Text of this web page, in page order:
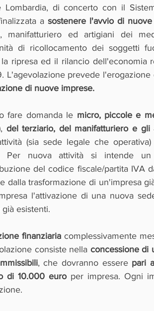
Lombardia, di concerto con il
a sostenere l'avvio di
manifatturiero ed artigiani dei
di ricollocamento dei soggetti
ripresa ed il rilancio dell'economia
L'agevolazione prevede
di nuove imprese.
fare domanda le micro, piccole e
del terziario, del manifatturiero e
(sia sede legale che
Per nuova attività si intende un
del codice fiscale/partita IVA
dalla trasformazione di un'impresa
l'attivazione di una nuova
esistenti.
finanziaria complessivamente
consiste nella concessione di
, che dovranno essere pari
di 10.000 euro per impresa. Ogni